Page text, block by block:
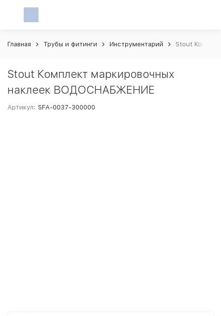
Главная Трубы и фитинги Инструментарий Stout
Stout Комплект маркировочных
наклеек ВОДОСНАБЖЕНИЕ
Артикул: SFA-0037-300000